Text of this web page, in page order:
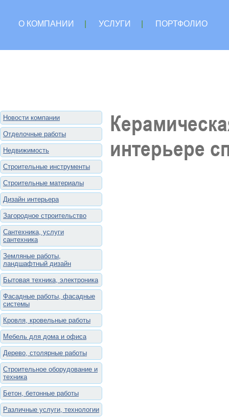
О КОМПАНИИ УСЛУГИ
ПОРТФОЛИО
Новости компании
Отделочные работы
Недвижимость
Строительные инструменты
Строительные материалы
Дизайн интерьера
Загородное строительство
Сантехника, услуги
сантехника
Земляные работы,
ландшафтный дизайн
Бытовая техника, электроника
Фасадные работы, фасадные
системы
Кровля, кровельные работы
Мебель для дома и офиса
Дерево, столярные работы
Строительное оборудование и
техника
Бетон, бетонные работы
Различные услуги, технологии
интерьере